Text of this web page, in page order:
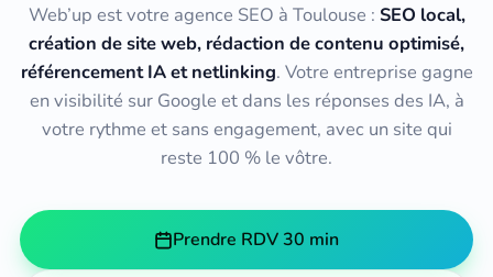
Automatiser le contenu SEO
Web’up est votre agence SEO à Toulouse : SEO local,
création de site web, rédaction de contenu optimisé,
référencement IA et netlinking. Votre entreprise gagne
en visibilité sur Google et dans les réponses des IA, à
votre rythme et sans engagement, avec un site qui
reste 100 % le vôtre.
Prendre RDV 30 min